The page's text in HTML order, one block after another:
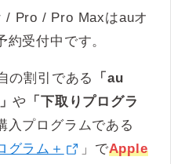
/ Pro / Pro Maxはauオ
受付中です。
の割引である
「au
や
「下取りプログラ
入プログラムである
グラム＋ 」でApple